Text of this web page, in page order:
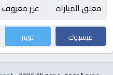
معلق المباراة
غير معروف
فيسبوك تويتر